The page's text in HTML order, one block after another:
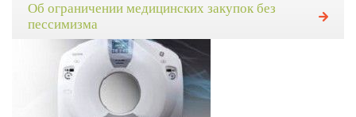
Об ограничении медицинских закупок без
пессимизма